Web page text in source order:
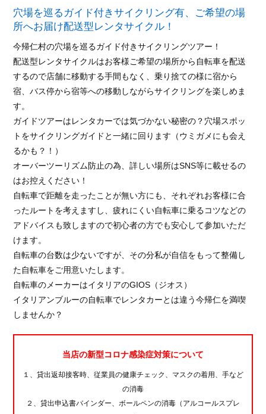
穴場を巡るガイド付きサイクリング有、ご希望の場
所へお届け配送型レンタサイクル！
今帰仁村の穴場を巡るガイド付きサイクリングツアー！
配送型レンタサイクルはお客様ご希望の場所から自転車を配送
するので店舗に移動する手間もなく、乗り捨ての様に宿から
宿、バス停から宿等への移動しながらサイクリングを楽しめま
す。
ガイドツアーはレンタカーでは気づかない秘密の？穴場スポッ
トをサイクリングガイドと一緒に回ります（ウミガメにも会え
るかも？！）
オーバーツーリズム防止の為、詳しい場所はSNS等に載せるの
はお控えください！
自転車で距離を走ったことが無い方にも、それぞれお客様に合
ったルートを考えますし、疲れにくい自転車に乗るコツなどの
アドバイスも致しますので初心者の方でも安心して参加いただ
けます。
自転車の台数は少ないですが、その分私が自信をもって整備し
た自転車をご用意いたします。
自転車のメーカーはイタリアのGIOS（ジオス）
イタリアンブルーの自転車でレンタカーとは違う今帰仁を満喫
しませんか？
当店の新型コロナ感染症対策について
１、貸出返却接客時、従業員の健康チェック、マスクの着用、手など
の消毒
２、貸出申込書バインダー、ボールペンの消毒（アルコールスプレ